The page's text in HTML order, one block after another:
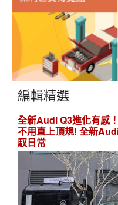
編輯精選
全新Audi Q3進化有感
不用直上頂規! 全新
馭日常